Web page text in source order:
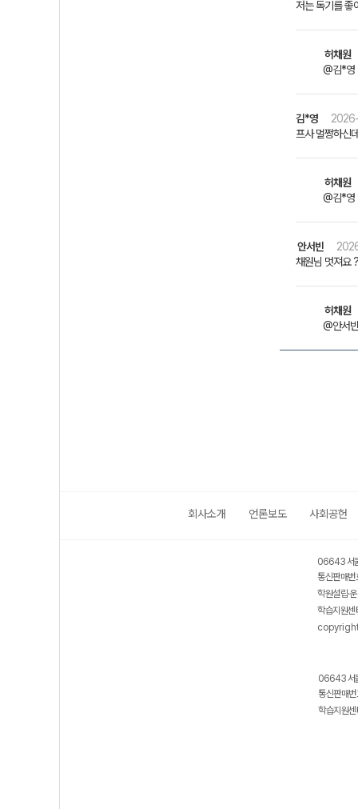
저는 독기를 좋
허채원
@김*영
김*영
프사 멀쩡하신
허채원
@김*영
안서빈
채원님 멋져요
허채원
@안서
회사소개 언론보도 사회공헌
06643 서
통신판매
학원설립·
학습지원
06643 서
통신판매
학습지원